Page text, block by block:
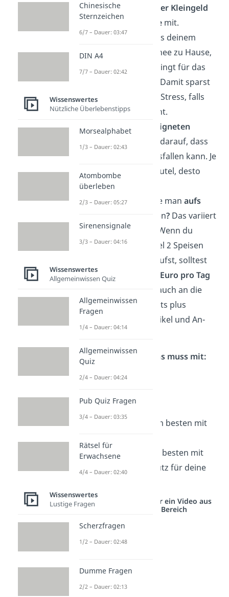
sondern bring
lieber Kleingeld
undkleine Scheine mit.
Lass alleKarten
aus deinem
normalen Portmonee zu Hause,
die du nicht unbedingt für das
Festival benötigst. Damit sparst
du dir eine Menge Stress, falls
etwas verloren geht.
Benutze einen
geeigneten
Achte darauf, dass
das Geld nicht rausfallen kann. Je
kleiner der Geldbeutel, desto
besser.
Wie viel Geld
sollte manaufs
mitnehmen? Das variiert
je nach Besucher. Wenn du
täglich zum Beispiel 2 Speisen
und 4 Getränke kaufst, solltest
du mindestens 30 Euro pro Tag
einplanen. Denke auch an die
Fixkosten für Tickets plus
Gebühren, Fan-Artikel und An-
Geld & Finanzen — Das muss mit:
Bargeld
Portmonee
a) Bauchtasche, am besten mit
b) Brustbeutel, am besten mit
RFID-Blocker (Schutz für deine
Studyflix vernetzt: Hier ein Video aus
einem anderen Bereich
Chinesische
Sternzeichen
6/7 – Dauer: 03:47
DIN A4
7/7 – Dauer: 02:42
Wissenswertes
Nützliche Überlebenstipps
Morsealphabet
1/3 – Dauer: 02:43
Atombombe
überleben
2/3 – Dauer: 05:27
Sirenensignale
3/3 – Dauer: 04:16
Wissenswertes
Allgemeinwissen Quiz
Allgemeinwissen
Fragen
1/4 – Dauer: 04:14
Allgemeinwissen
Quiz
2/4 – Dauer: 04:24
Pub Quiz Fragen
3/4 – Dauer: 03:35
Rätsel für
Erwachsene
4/4 – Dauer: 02:40
Wissenswertes
Lustige Fragen
Scherzfragen
1/2 – Dauer: 02:48
Dumme Fragen
2/2 – Dauer: 02:13